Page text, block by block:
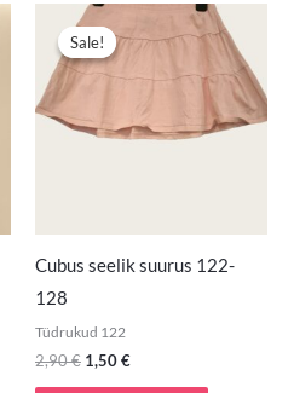
Sale!
Sale!
Cubus seelik suurus 122-
128
Tüdrukud 122
2,90€
Algne
hind
oli:
2,90 €.
1,50€
Praegune
on:
1,50 €.